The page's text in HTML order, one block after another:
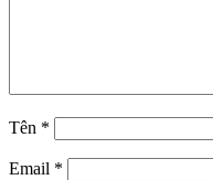
Tên *
Email *